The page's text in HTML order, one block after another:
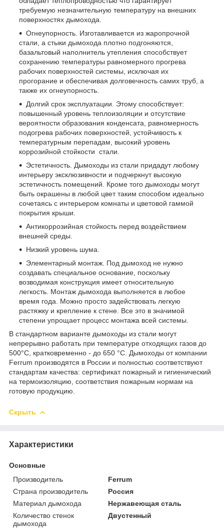
требуемую незначительную температуру на внешних
поверхностях дымохода.
Огнеупорность. Изготавливается из жаропрочной
стали, а стыки дымохода плотно подгоняются,
базальтовый наполнитель утепления способствует
сохранению температуры равномерного прогрева
рабочих поверхностей системы, исключая их
прогорание и обеспечивая долговечность самих труб, а
также их огнеупорность.
Долгий срок эксплуатации. Этому способствует:
повышенный уровень теплоизоляции и отсутствие
вероятности образования конденсата, равномерность
подогрева рабочих поверхностей, устойчивость к
температурным перепадам, высокий уровень
коррозийной стойкости стали.
Эстетичность. Дымоходы из стали придадут любому
интерьеру эксклюзивности и подчеркнут высокую
эстетичность помещений. Кроме того дымоходы могут
быть окрашены в любой цвет таким способом идеально
сочетаясь с интерьером комнаты и цветовой гаммой
покрытия крыши.
Антикоррозийная стойкость перед воздействием
внешней среды.
Низкий уровень шума.
Элементарный монтаж. Под дымоход не нужно
создавать специальное основание, поскольку
возводимая конструкция имеет относительную
легкость. Монтаж дымохода выполняется в любое
время года. Можно просто задействовать легкую
растяжку и крепление к стене. Все это в значимой
степени упрощает процесс монтажа всей системы.
В стандартном варианте дымоходы из стали могут
непрерывно работать при температуре отходящих газов до
500°С, кратковременно - до 650 °С. Дымоходы от компании
Ferrum производятся в России и полностью соответствуют
стандартам качества: сертификат пожарный и гигиенический
на термоизоляцию, соответствия пожарным нормам на
готовую продукцию.
Скрыть
Характеристики
Основные
Производитель
Ferrum
Страна производитель
Россия
Материал дымохода
Нержавеющая сталь
Количество стенок
дымохода
Двустенный